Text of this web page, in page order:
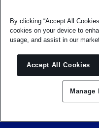
站点地图
© Sulzer Ltd 1996 -
By clicking “Accept All
cookies on your device to
usage, and assist in our
Accept All Cookies
Manage